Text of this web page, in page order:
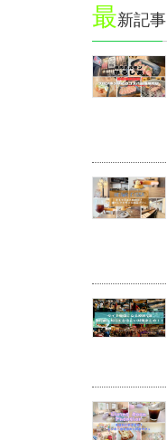
最新記事